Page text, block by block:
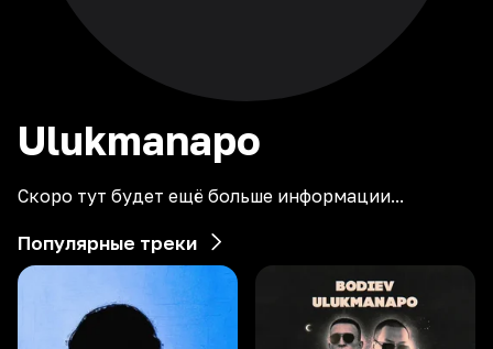
Ulukmanapo
Скоро тут будет ещё больше информации...
Популярные треки